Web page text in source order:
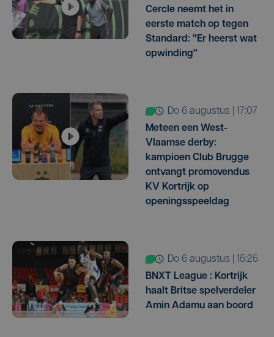
Cercle neemt het in
eerste match op tegen
Standard: "Er heerst wat
opwinding"
do 6 augustus | 17:07
Meteen een West-
Vlaamse derby:
kampioen Club Brugge
ontvangt promovendus
KV Kortrijk op
openingsspeeldag
do 6 augustus | 15:25
BNXT League : Kortrijk
haalt Britse spelverdeler
Amin Adamu aan boord